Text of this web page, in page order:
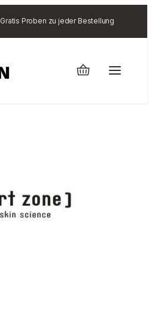
Proben zu jeder Bestellung